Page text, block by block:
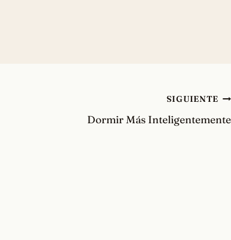
SIGUIENTE
Dormir Más Inteligentemente